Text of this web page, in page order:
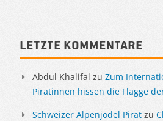
Letzte Kommentare
Abdul Khalifal zu Zum
Piratinnen hissen die Flagge
Schweizer Alpenjodel Pirat zu